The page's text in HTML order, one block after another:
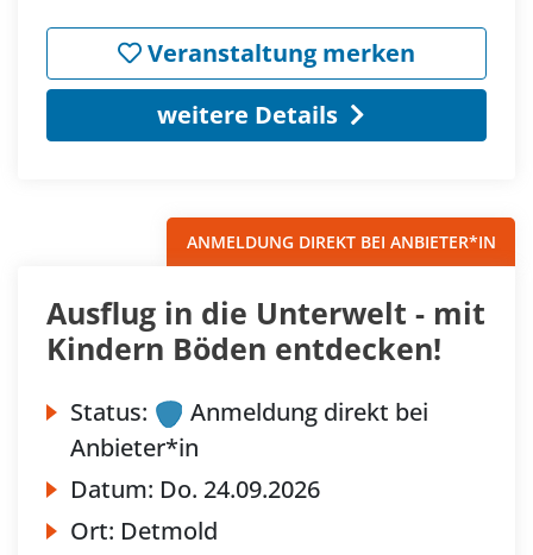
Veranstaltung merken
weitere Details
ANMELDUNG DIREKT BEI ANBIETER*IN
Ausflug in die Unterwelt - mit
Kindern Böden entdecken!
Status:
Anmeldung direkt bei
Anbieter*in
Datum: Do. 24.09.2026
Ort: Detmold